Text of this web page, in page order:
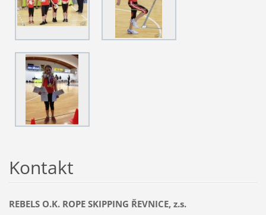
Kontakt
REBELS O.K. ROPE SKIPPING ŘEVNICE, z.s.